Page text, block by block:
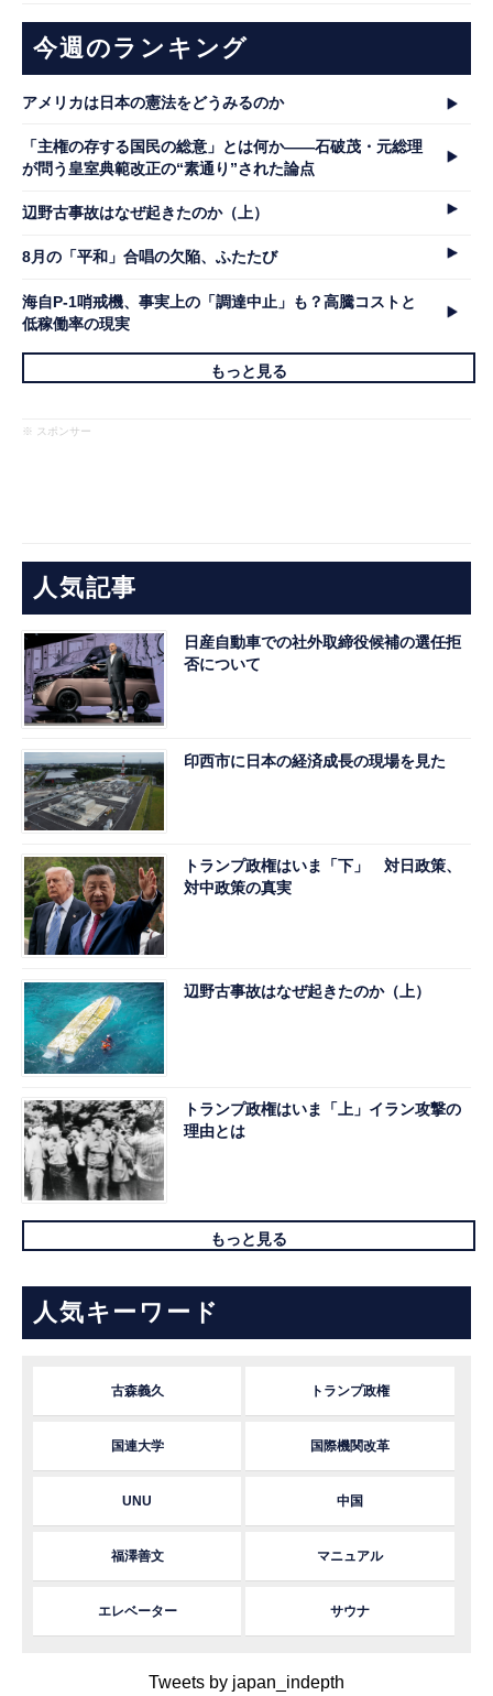
今週のランキング
アメリカは日本の憲法をどうみるのか
「主権の存する国民の総意」とは何か――石破茂・元総理
が問う皇室典範改正の“素通り”された論点
辺野古事故はなぜ起きたのか（上）
8月の「平和」合唱の欠陥、ふたたび
海自P-1哨戒機、事実上の「調達中止」も？高騰コストと
低稼働率の現実
もっと見る
※ スポンサー
人気記事
日産自動車での社外取締役候補の選任拒
否について
印西市に日本の経済成長の現場を見た
トランプ政権はいま「下」 対日政策、
対中政策の真実
辺野古事故はなぜ起きたのか（上）
トランプ政権はいま「上」イラン攻撃の
理由とは
もっと見る
人気キーワード
古森義久 トランプ政権
国連大学 国際機関改革
UNU 中国
福澤善文 マニュアル
エレベーター サウナ
Tweets by japan_indepth